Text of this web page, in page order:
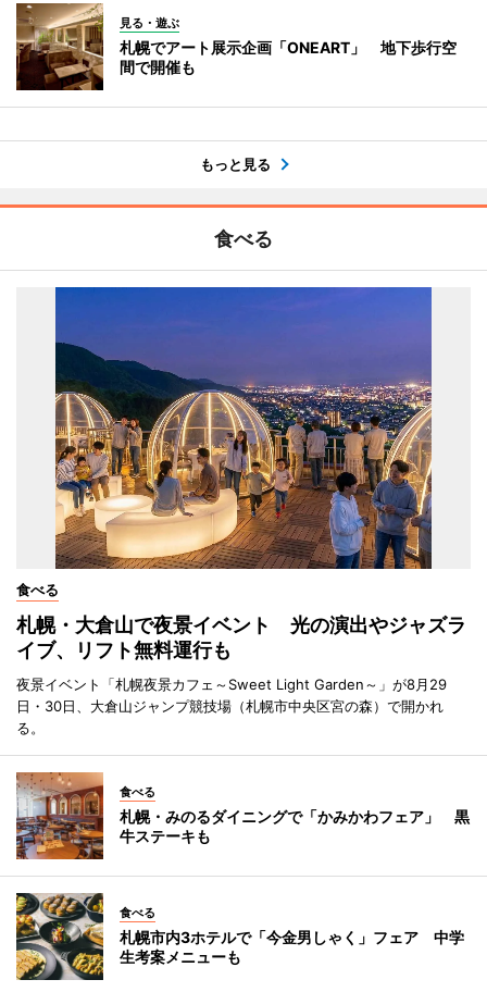
見る・遊ぶ
札幌でアート展示企画「ONEART」 地下歩行空
間で開催も
もっと見る
食べる
食べる
札幌・大倉山で夜景イベント 光の演出やジャズラ
イブ、リフト無料運行も
夜景イベント「札幌夜景カフェ～Sweet Light Garden～」が8月29
日・30日、大倉山ジャンプ競技場（札幌市中央区宮の森）で開かれ
る。
食べる
札幌・みのるダイニングで「かみかわフェア」 黒
牛ステーキも
食べる
札幌市内3ホテルで「今金男しゃく」フェア 中学
生考案メニューも